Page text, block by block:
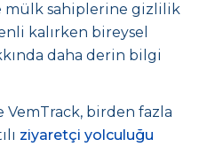
mülk sahiplerine gizlilik
kalırken bireysel
daha derin bilgi
VemTrack, birden fazla
ziyaretçi yolculuğu